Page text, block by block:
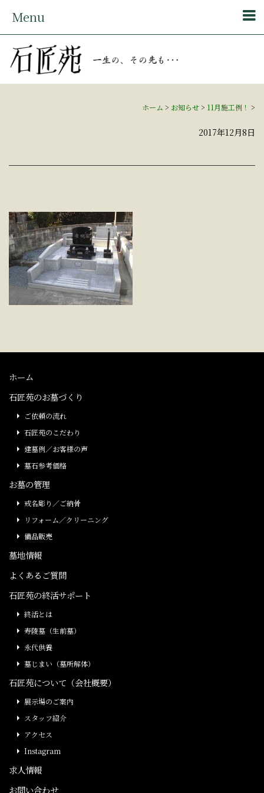
Menu
ホーム > お知らせ> 11月施工例！ >
2017年12月8日
ホーム
石匠苑のお墓づくり
ご依頼の流れ
石匠苑のこだわり
建墓例／お客様の声
墓石参考価格
お墓の管理
戒名彫り／ご納骨
リフォーム／クリーニング
備品販売
墓地情報
よくあるご質問
石匠苑の終活サポート
終活とは
寿陵墓（生前墓）
永代供養
墓じまい（墓所解体）
石匠苑について（会社概要）
展示場のご案内
スタッフ紹介
アクセス
Instagram
求人情報
お問い合わせ